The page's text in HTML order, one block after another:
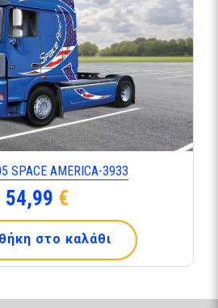
SPACE AMERICA-3933
54,99 €
στο καλάθι